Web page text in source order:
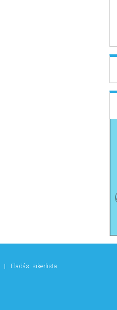
Eladási sikerlista